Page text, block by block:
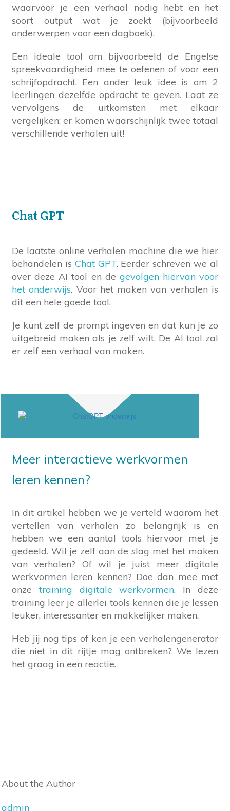
waarvoor je een verhaal nodig hebt en het
soort output wat je zoekt (bijvoorbeeld
onderwerpen voor een dagboek).
Een ideale tool om bijvoorbeeld de Engelse
spreekvaardigheid mee te oefenen of voor een
schrijfopdracht. Een ander leuk idee is om 2
leerlingen dezelfde opdracht te geven. Laat ze
vervolgens de uitkomsten met elkaar
vergelijken: er komen waarschijnlijk twee totaal
verschillende verhalen uit!
Chat GPT
De laatste online verhalen machine die we hier
behandelen is Chat GPT. Eerder schreven we al
over deze AI tool en de gevolgen hiervan voor
het onderwijs. Voor het maken van verhalen is
dit een hele goede tool.
Je kunt zelf de prompt ingeven en dat kun je zo
uitgebreid maken als je zelf wilt. De AI tool zal
er zelf een verhaal van maken.
Meer interactieve werkvormen
leren kennen?
In dit artikel hebben we je verteld waarom het
vertellen van verhalen zo belangrijk is en
hebben we een aantal tools hiervoor met je
gedeeld. Wil je zelf aan de slag met het maken
van verhalen? Of wil je juist meer digitale
werkvormen leren kennen? Doe dan mee met
onze training digitale werkvormen. In deze
training leer je allerlei tools kennen die je lessen
leuker, interessanter en makkelijker maken.
Heb jij nog tips of ken je een verhalengenerator
die niet in dit rijtje mag ontbreken? We lezen
het graag in een reactie.
About the Author
admin